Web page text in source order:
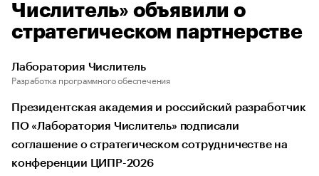
Числитель» объявили о
стратегическом партнерстве
Лаборатория Числитель
Разработка программного обеспечения
Президентская академия и российский разработчик
ПО «Лаборатория Числитель» подписали
соглашение о стратегическом сотрудничестве на
конференции ЦИПР-2026